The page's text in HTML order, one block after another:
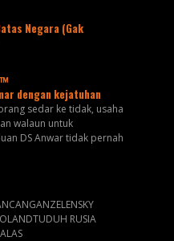
Negara (Gak
dengan kejatuhan
sedar ke tidak, usaha
walaun untuk
DS Anwar tidak pernah
RUSIA